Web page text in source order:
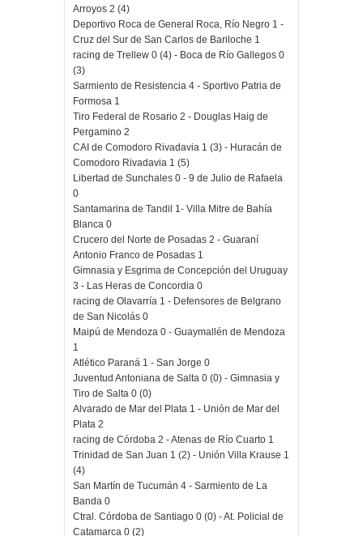
Arroyos 2 (4)
Deportivo Roca de General Roca, Río Negro 1 -
Cruz del Sur de San Carlos de Bariloche 1
racing de Trellew 0 (4) - Boca de Río Gallegos 0
(3)
Sarmiento de Resistencia 4 - Sportivo Patria de
Formosa 1
Tiro Federal de Rosario 2 - Douglas Haig de
Pergamino 2
CAI de Comodoro Rivadavia 1 (3) - Huracán de
Comodoro Rivadavia 1 (5)
Libertad de Sunchales 0 - 9 de Julio de Rafaela
0
Santamarina de Tandil 1- Villa Mitre de Bahía
Blanca 0
Crucero del Norte de Posadas 2 - Guaraní
Antonio Franco de Posadas 1
Gimnasia y Esgrima de Concepción del Uruguay
3 - Las Heras de Concordia 0
racing de Olavarría 1 - Defensores de Belgrano
de San Nicolás 0
Maipú de Mendoza 0 - Guaymallén de Mendoza
1
Atlético Paraná 1 - San Jorge 0
Juventud Antoniana de Salta 0 (0) - Gimnasia y
Tiro de Salta 0 (0)
Alvarado de Mar del Plata 1 - Unión de Mar del
Plata 2
racing de Córdoba 2 - Atenas de Río Cuarto 1
Trinidad de San Juan 1 (2) - Unión Villa Krause 1
(4)
San Martín de Tucumán 4 - Sarmiento de La
Banda 0
Ctral. Córdoba de Santiago 0 (0) - At. Policial de
Catamarca 0 (2)